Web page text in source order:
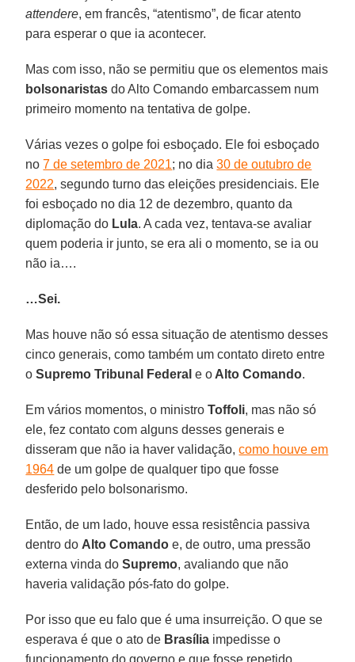
attendere, em francês, “atentismo”, de ficar atento
para esperar o que ia acontecer.
Mas com isso, não se permitiu que os elementos mais
bolsonaristas do Alto Comando embarcassem num
primeiro momento na tentativa de golpe.
Várias vezes o golpe foi esboçado. Ele foi esboçado
no7 de setembro de 2021; no dia30 de outubro de
2022, segundo turno das eleições presidenciais. Ele
foi esboçado no dia 12 de dezembro, quanto da
diplomação do Lula. A cada vez, tentava-se avaliar
quem poderia ir junto, se era ali o momento, se ia ou
não ia….
…Sei.
Mas houve não só essa situação de atentismo desses
cinco generais, como também um contato direto entre
oSupremo Tribunal Federal e o Alto Comando.
Em vários momentos, o ministroToffoli, mas não só
ele, fez contato com alguns desses generais e
disseram que não ia haver validação,como houve em
1964 de um golpe de qualquer tipo que fosse
desferido pelo bolsonarismo.
Então, de um lado, houve essa resistência passiva
dentro do Alto Comando e, de outro, uma pressão
externa vinda doSupremo, avaliando que não
haveria validação pós-fato do golpe.
Por isso que eu falo que é uma insurreição. O que se
esperava é que o ato de Brasília impedisse o
funcionamento do governo e que fosse repetido,